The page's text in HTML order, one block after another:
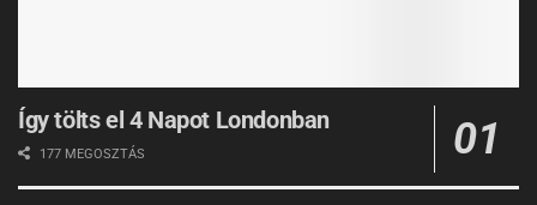
Így tölts el 4 Napot Londonban
177 MEGOSZTÁS